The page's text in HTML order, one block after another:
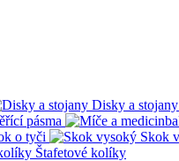
Disky a stojany
pásma
o tyči Skok
Štafetové kolíky